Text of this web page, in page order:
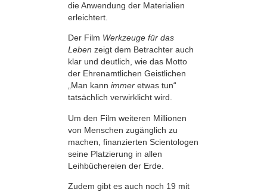
die Anwendung der Materialien
erleichtert.
Der Film Werkzeuge für das
Leben zeigt dem Betrachter auch
klar und deutlich, wie das Motto
der Ehrenamtlichen Geistlichen
„Man kann immer etwas tun“
tatsächlich verwirklicht wird.
Um den Film weiteren Millionen
von Menschen zugänglich zu
machen, finanzierten Scientologen
seine Platzierung in allen
Leihbüchereien der Erde.
Zudem gibt es auch noch 19 mit